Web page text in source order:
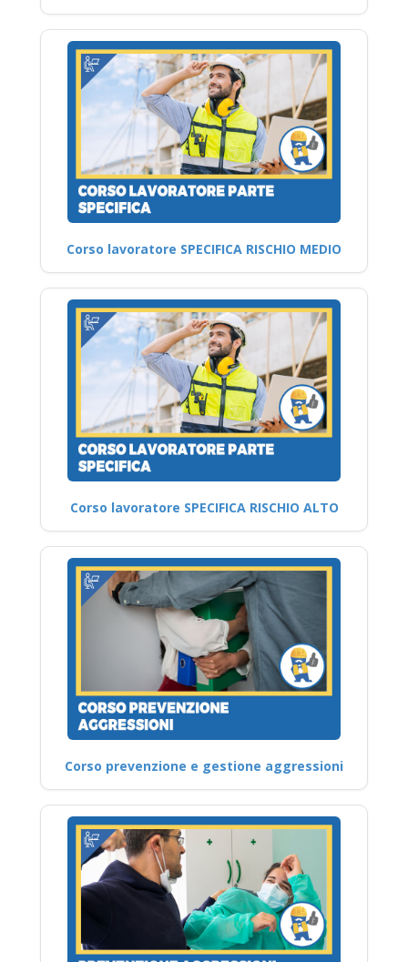
Corso lavoratore SPECIFICA RISCHIO MEDIO
Corso lavoratore SPECIFICA RISCHIO ALTO
Corso prevenzione e gestione aggressioni